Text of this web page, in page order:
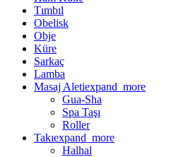
Tımbıl
Obelisk
Obje
Küre
Sarkaç
Lamba
Masaj Aletiexpand_more
Gua-Sha
Spa Taşı
Roller
Takıexpand_more
Halhal